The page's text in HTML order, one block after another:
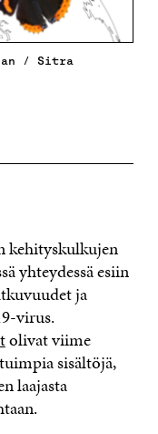
/ Sitra
kehityskulkujen
yhteydessä esiin
ja
virus.
olivat viime
sisältöjä,
laajasta